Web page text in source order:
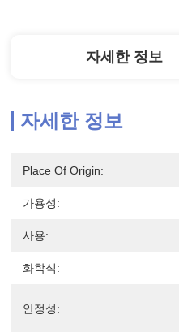
자세한 정보
자세한 정보
Place Of Origin:
가용성:
사용:
화학식:
안정성: